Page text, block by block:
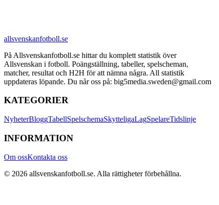
allsvenskanfotboll.se
På Allsvenskanfotboll.se hittar du komplett statistik över
Allsvenskan i fotboll. Poängställning, tabeller, spelscheman,
matcher, resultat och H2H för att nämna några. All statistik
uppdateras löpande. Du når oss på: big5media.sweden@gmail.com
KATEGORIER
NyheterBloggTabellSpelschemaSkytteligaLagSpelareTidslinje
INFORMATION
Om ossKontakta oss
© 2026 allsvenskanfotboll.se. Alla rättigheter förbehållna.